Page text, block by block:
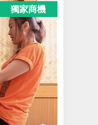
獨家商機